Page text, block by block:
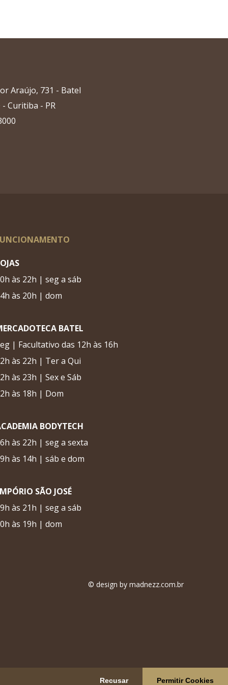
Recusar Permitir Cookies
Araújo, 731 - Batel
- Curitiba - PR
às 22h | seg a sáb
às 20h | dom
BATEL
| Facultativo das 12h às 16h
às 22h | Ter a Qui
às 23h | Sex e Sáb
às 18h | Dom
BODYTECH
às 22h | seg a sexta
às 14h | sáb e dom
SÃO JOSÉ
às 21h | seg a sáb
às 19h | dom
© design by madnezz.com.br